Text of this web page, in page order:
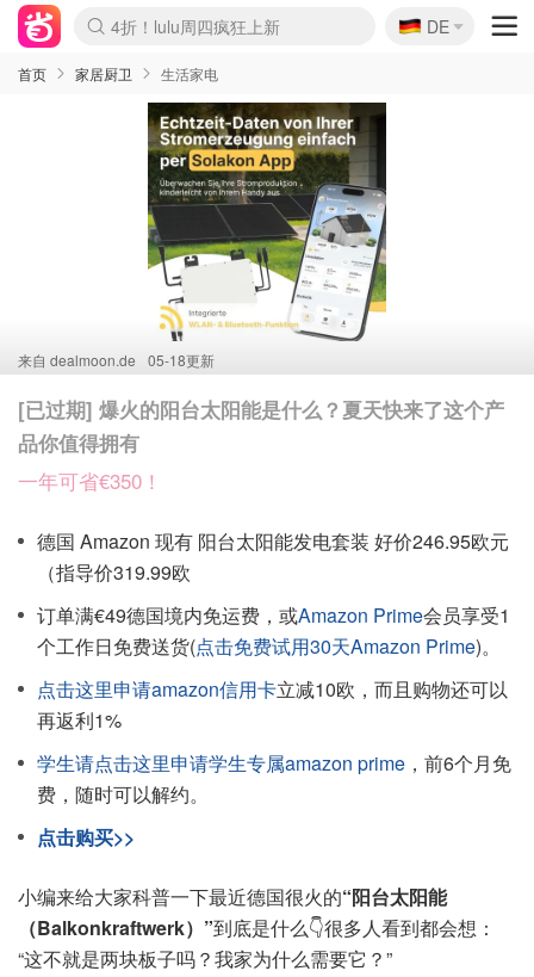
Boticinal 夏促开抢！
4折！lulu周四疯狂上新
还没结束！&OtherStories大促
Joybuy变相75折 随时失效
速领！Stanley独家85折
疑似霸哥！Camper额外叠85折
Zalando 奥莱闪促！每日更新
Moncler反季囤！5折起+叠9折
Coach Brooklyn仅€192
🇩🇪
DE
首页 家居厨卫 生活家电
来自 dealmoon.de 05-18更新
[已过期] 爆火的阳台太阳能是什么？夏天快来了这个产
品你值得拥有
一年可省€350！
德国 Amazon 现有 阳台太阳能发电套装 好价246.95欧元
（指导价319.99欧
订单满€49德国境内免运费，或Amazon Prime会员享受1
个工作日免费送货(点击免费试用30天Amazon Prime)。
点击这里申请amazon信用卡立减10欧，而且购物还可以
再返利1%
学生请点击这里申请学生专属amazon prime ，前6个月免
费，随时可以解约。
点击购买>>
小编来给大家科普一下最近德国很火的“阳台太阳能
（Balkonkraftwerk）”到底是什么👇很多人看到都会想：
“这不就是两块板子吗？我家为什么需要它？”